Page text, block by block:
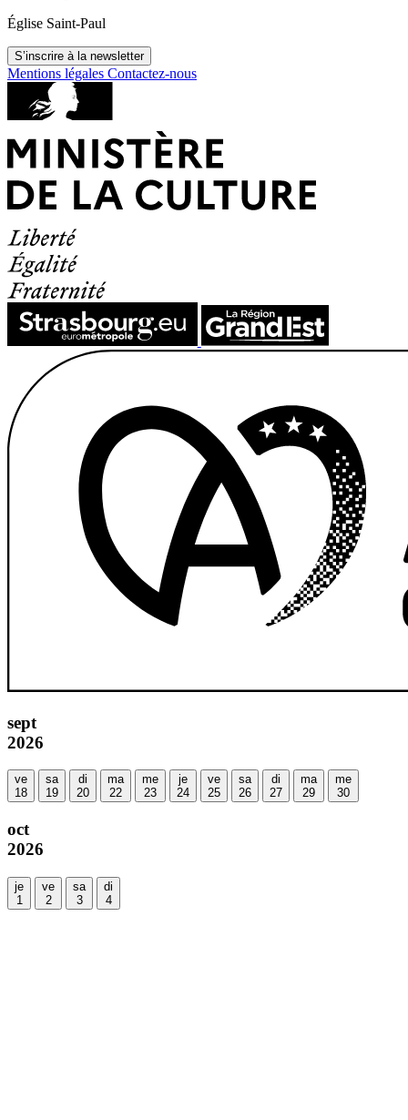
Église Saint-Paul
S’inscrire à la newsletter
Mentions légales Contactez-nous
sept
2026
ve
18
sa
19
di
20
ma
22
me
23
je
24
ve
25
sa
26
di
27
ma
29
me
30
oct
2026
je
1
ve
2
sa
3
di
4